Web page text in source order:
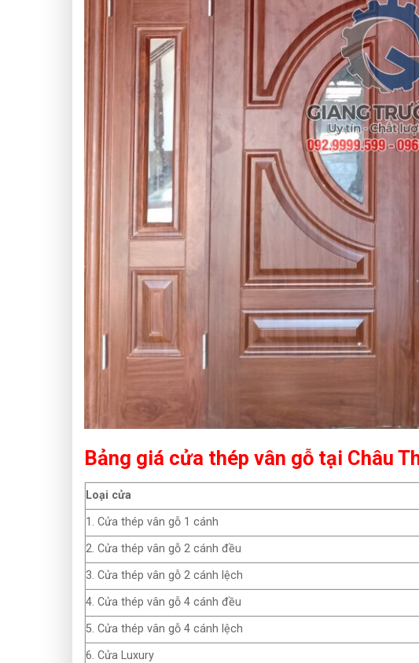
Bảng giá cửa thép vân gỗ tại Châu
Loại cửa
1. Cửa thép vân gỗ 1 cánh
2. Cửa thép vân gỗ 2 cánh đều
3. Cửa thép vân gỗ 2 cánh lệch
4. Cửa thép vân gỗ 4 cánh đều
5. Cửa thép vân gỗ 4 cánh lệch
6. Cửa Luxury